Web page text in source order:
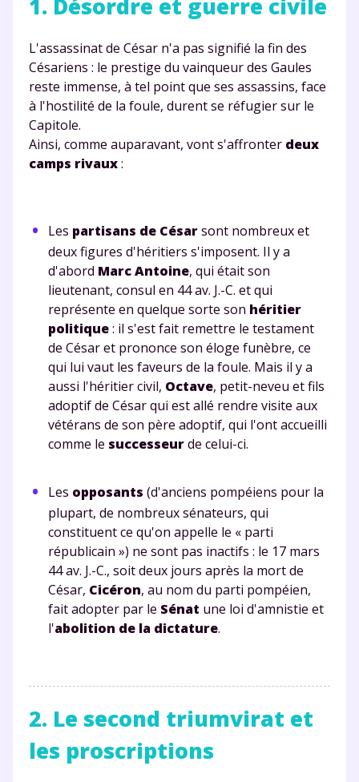
1. Désordre et guerre civile
L'assassinat de César n'a pas signifié la fin des
Césariens : le prestige du vainqueur des Gaules
reste immense, à tel point que ses assassins, face
à l'hostilité de la foule, durent se réfugier sur le
Capitole.
Ainsi, comme auparavant, vont s'affronter deux
camps rivaux:
Les partisans de Césarsont nombreux et
deux figures d'héritiers s'imposent. Il y a
d'abord Marc Antoine, qui était son
lieutenant, consul en 44 av. J.-C. et qui
représente en quelque sorte son héritier
politique: il s'est fait remettre le testament
de César et prononce son éloge funèbre, ce
qui lui vaut les faveurs de la foule. Mais il y a
aussi l'héritier civil, Octave, petit-neveu et fils
adoptif de César qui est allé rendre visite aux
vétérans de son père adoptif, qui l'ont accueilli
comme le successeurde celui-ci.
Les opposants (d'anciens pompéiens pour la
plupart, de nombreux sénateurs, qui
constituent ce qu'on appelle le « parti
républicain ») ne sont pas inactifs : le 17 mars
44 av. J.-C., soit deux jours après la mort de
César, Cicéron, au nom du parti pompéien,
fait adopter par le Sénat une loi d'amnistie et
l'abolition de la dictature.
2. Le second triumvirat et
les proscriptions